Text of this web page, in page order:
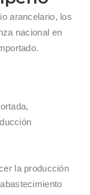
arancelario, los
nacional en
la producción